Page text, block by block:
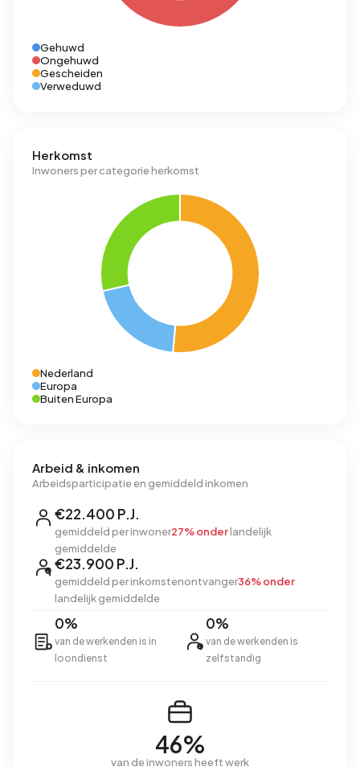
Gehuwd
Ongehuwd
Gescheiden
Verweduwd
Herkomst
Inwoners per categorie herkomst
Nederland
Europa
Buiten Europa
Arbeid & inkomen
Arbeidsparticipatie en gemiddeld inkomen
€22.400 P.J.
gemiddeld per inwoner27% onderlandelijk
gemiddelde
€23.900 P.J.
gemiddeld per inkomstenontvanger36% onder
landelijk gemiddelde
0%
van de werkenden is in
loondienst
0%
van de werkenden is
zelfstandig
46%
van de inwoners heeft werk